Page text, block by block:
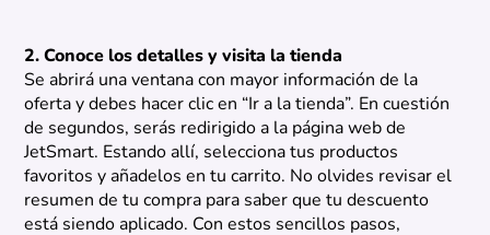
2. Conoce los detalles y visita la tienda
Se abrirá una ventana con mayor información de la
oferta y debes hacer clic en “Ir a la tienda”. En cuestión
de segundos, serás redirigido a la página web de
JetSmart. Estando allí, selecciona tus productos
favoritos y añadelos en tu carrito. No olvides revisar el
resumen de tu compra para saber que tu descuento
está siendo aplicado. Con estos sencillos pasos,